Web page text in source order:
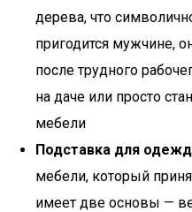
дерева, что
пригодится мужчине,
после трудного
на даче или просто
мебели
Подставка для
мебели, который
имеет две основы —